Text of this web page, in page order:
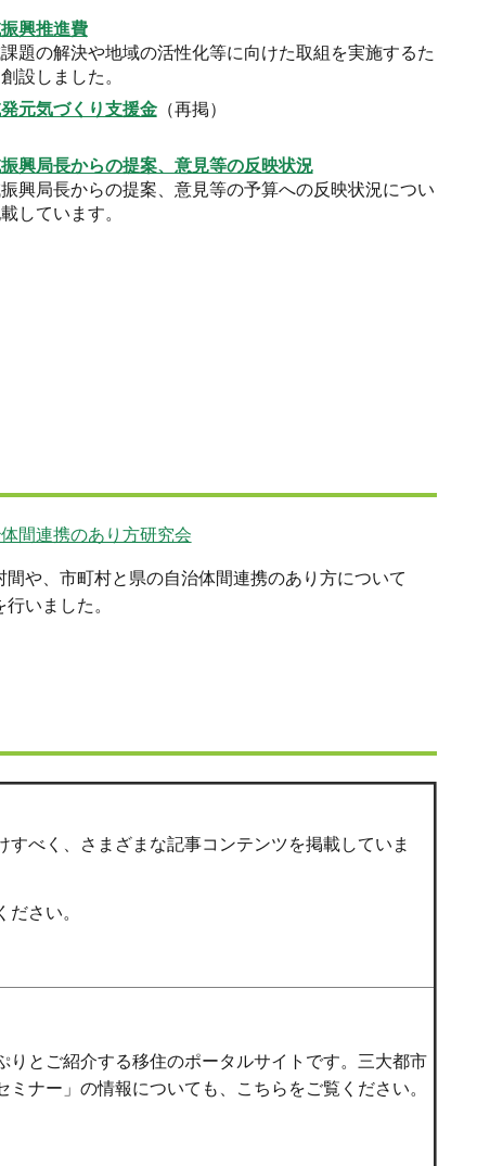
興推進費
題の解決や地域の活性化等に向けた取組を実施するた
設しました。
元気づくり支援金（再掲）
興局長からの提案、意見等の反映状況
興局長からの提案、意見等の予算への反映状況につい
しています。
間連携のあり方研究会
や、市町村と県の自治体間連携のあり方について
いました。
べく、さまざまな記事コンテンツを掲載していま
さい。
りとご紹介する移住のポータルサイトです。三大都市
ナー」の情報についても、こちらをご覧ください。